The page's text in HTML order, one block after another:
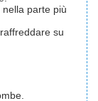
parte più
su